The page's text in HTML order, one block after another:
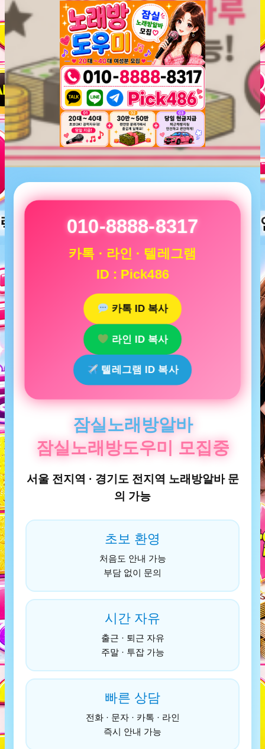
010-8888-8317
카톡 · 라인 · 텔레그램
ID : Pick486
카톡 ID 복사
라인 ID 복사
텔레그램 ID 복사
잠실노래방알바
잠실노래방도우미 모집중
서울 전지역 · 경기도 전지역 노래방알바 문
의 가능
초보 환영
처음도 안내 가능
부담 없이 문의
시간 자유
출근 · 퇴근 자유
주말 · 투잡 가능
빠른 상담
전화 · 문자 · 카톡 · 라인
즉시 안내 가능